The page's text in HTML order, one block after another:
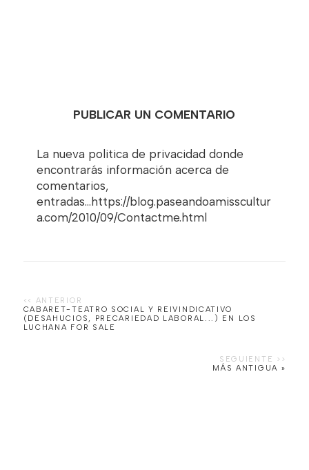
PUBLICAR UN COMENTARIO
La nueva politica de privacidad donde
encontrarás información acerca de
comentarios,
entradas...https://blog.paseandoamisscultur
a.com/2010/09/Contactme.html
CABARET-TEATRO SOCIAL Y REIVINDICATIVO
(DESAHUCIOS, PRECARIEDAD LABORAL...) EN LOS
LUCHANA FOR SALE
MÁS ANTIGUA »